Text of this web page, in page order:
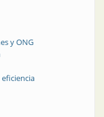
y ONG
eficiencia